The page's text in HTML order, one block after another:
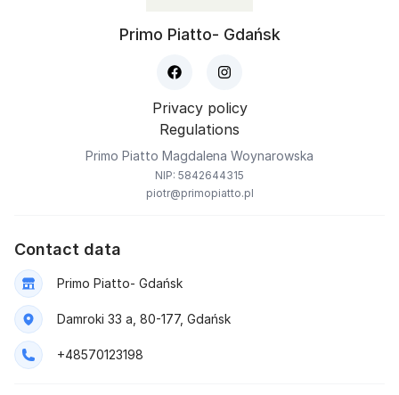
Primo Piatto- Gdańsk
Privacy policy
Regulations
Primo Piatto Magdalena Woynarowska
NIP: 5842644315
piotr@primopiatto.pl
Contact data
Primo Piatto- Gdańsk
Damroki 33 a, 80-177, Gdańsk
+48570123198